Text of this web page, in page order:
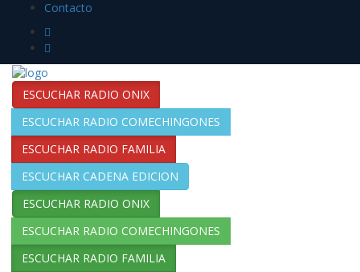
Contacto
ESCUCHAR RADIO ONIX
ESCUCHAR RADIO COMECHINGONES
ESCUCHAR RADIO FAMILIA
ESCUCHAR CADENA EDICION
ESCUCHAR RADIO ONIX
ESCUCHAR RADIO COMECHINGONES
ESCUCHAR RADIO FAMILIA